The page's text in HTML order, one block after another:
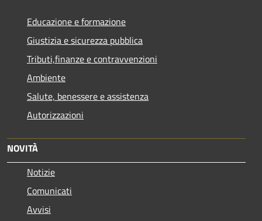
Educazione e formazione
Giustizia e sicurezza pubblica
Tributi,finanze e contravvenzioni
Ambiente
Salute, benessere e assistenza
Autorizzazioni
NOVITÀ
Notizie
Comunicati
Avvisi